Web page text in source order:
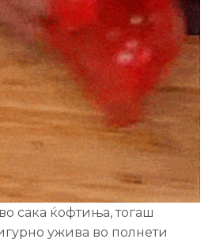
сака ќофтиња, тогаш
ужива во полнети